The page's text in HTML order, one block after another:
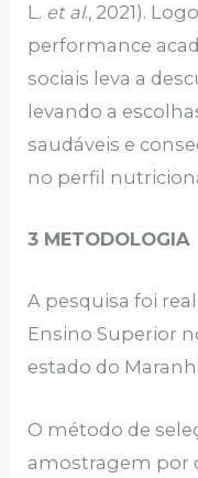
L. et al., 2021).
performance
sociais leva a
levando a
saudáveis e
no perfil
3 METODOLOGIA
A pesquisa foi
Ensino Superior
estado do
O método de
amostragem por